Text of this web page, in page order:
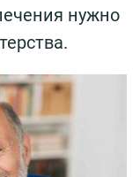
нужно